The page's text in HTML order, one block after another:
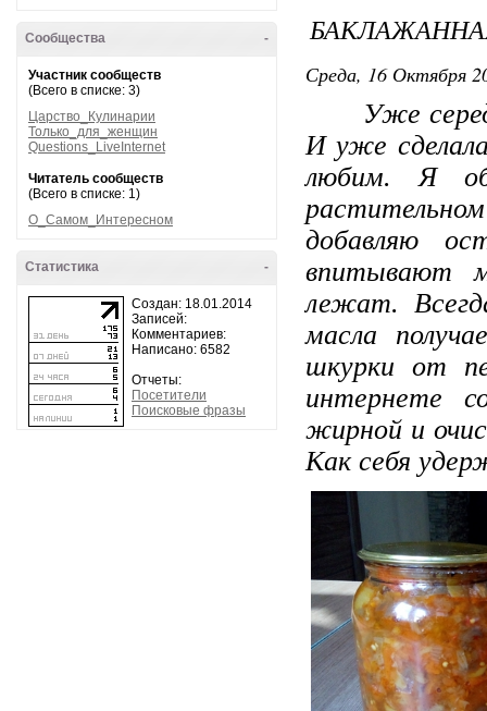
-
Сообщества
Участник сообществ
(Всего в списке: 3)
Царство_Кулинарии
Только_для_женщин
Questions_LiveInternet
Читатель сообществ
(Всего в списке: 1)
О_Самом_Интересном
-
Статистика
Создан: 18.01.2014
Записей:
Комментариев:
Написано: 6582
Отчеты:
Посетители
Поисковые фразы
Среда, 16 Октября
Уже
И уже
любим. Я
добавляю
впитывают
лежат.
масла
шкурки от
интернете
жирной и
Как себя